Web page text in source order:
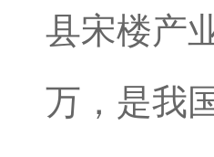
县宋楼产
万，是我